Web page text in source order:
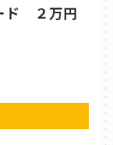
ド ２万円